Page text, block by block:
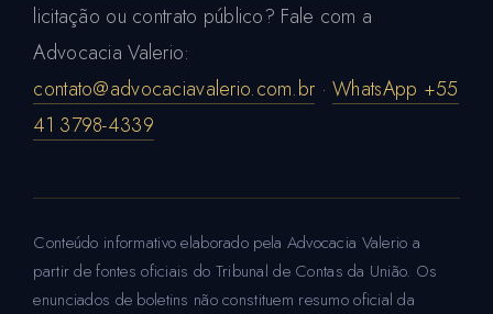
licitação ou contrato público? Fale com a
Advocacia Valerio:
contato@advocaciavalerio.com.br ·WhatsApp +55
41 3798-4339
Conteúdo informativo elaborado pela Advocacia Valerio a
partir de fontes oficiais do Tribunal de Contas da União. Os
enunciados de boletins não constituem resumo oficial da